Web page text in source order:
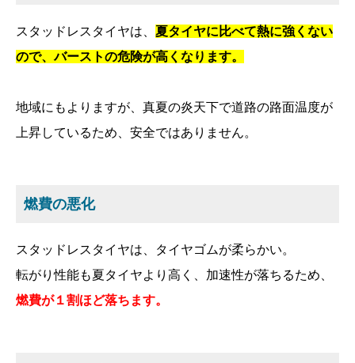
スタッドレスタイヤは、 夏タイヤに比べて熱に強くない
ので、バーストの危険が高くなります。
地域にもよりますが、真夏の炎天下で道路の路面温度が
上昇しているため、安全ではありません。
燃費の悪化
スタッドレスタイヤは、タイヤゴムが柔らかい。
転がり性能も夏タイヤより高く、加速性が落ちるため、
燃費が１割ほど落ちます。